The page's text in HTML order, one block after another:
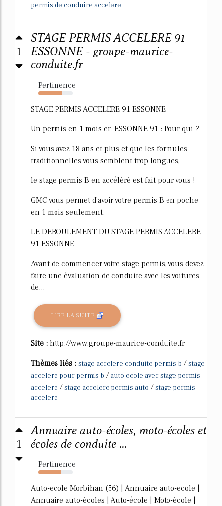
permis de conduire accelere
1
STAGE PERMIS ACCELERE 91
ESSONNE - groupe-maurice-
conduite.fr
Pertinence
69%
STAGE PERMIS ACCELERE 91 ESSONNE
Un permis en 1 mois en ESSONNE 91 : Pour qui ?
Si vous avez 18 ans et plus et que les formules
traditionnelles vous semblent trop longues,
le stage permis B en accéléré est fait pour vous !
GMC vous permet d'avoir votre permis B en poche
en 1 mois seulement.
LE DEROULEMENT DU STAGE PERMIS ACCELERE
91 ESSONNE
Avant de commencer votre stage permis, vous devez
faire une évaluation de conduite avec les voitures
de...
LIRE LA SUITE
Site : http://www.groupe-maurice-conduite.fr
Thèmes liés : stage accelere conduite permis b /stage
accelere pour permis b / auto ecole avec stage permis
accelere /stage accelere permis auto /stage permis
accelere
1
Annuaire auto-écoles, moto-écoles et
écoles de conduite ...
Pertinence
66%
Auto-ecole Morbihan (56) | Annuaire auto-ecole |
Annuaire auto-écoles | Auto-école | Moto-école |